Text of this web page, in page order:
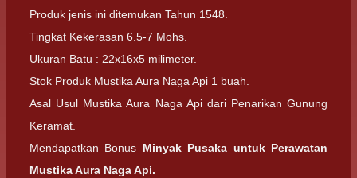
Produk jenis ini ditemukan Tahun 1548.
Tingkat Kekerasan 6.5-7 Mohs.
Ukuran Batu : 22x16x5 milimeter.
Stok Produk Mustika Aura Naga Api 1 buah.
Asal Usul Mustika Aura Naga Api dari Penarikan Gunung
Keramat.
Mendapatkan Bonus Minyak Pusaka untuk Perawatan
Mustika Aura Naga Api.